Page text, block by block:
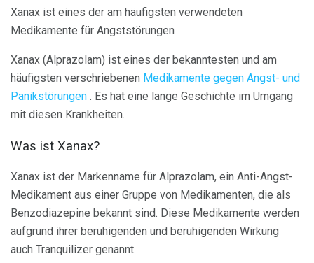
Xanax ist eines der am häufigsten verwendeten
Medikamente für Angststörungen
Xanax (Alprazolam) ist eines der bekanntesten und am
häufigsten verschriebenen Medikamente gegen Angst- und
Panikstörungen . Es hat eine lange Geschichte im Umgang
mit diesen Krankheiten.
Was ist Xanax?
Xanax ist der Markenname für Alprazolam, ein Anti-Angst-
Medikament aus einer Gruppe von Medikamenten, die als
Benzodiazepine bekannt sind. Diese Medikamente werden
aufgrund ihrer beruhigenden und beruhigenden Wirkung
auch Tranquilizer genannt.